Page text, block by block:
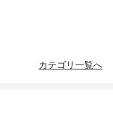
カテゴリ一覧へ